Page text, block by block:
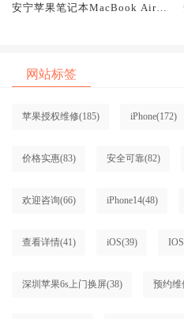
安宁苹果笔记本MacBook Air换
网站标签
苹果授权维修(185) iPhone(172)
价格实惠(83) 安全可靠(82)
欢迎咨询(66) iPhone14(48)
查看详情(41) iOS(39)
深圳苹果6s上门换屏(38) 预约维